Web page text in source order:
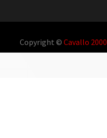
Copyright © Cavallo 2000